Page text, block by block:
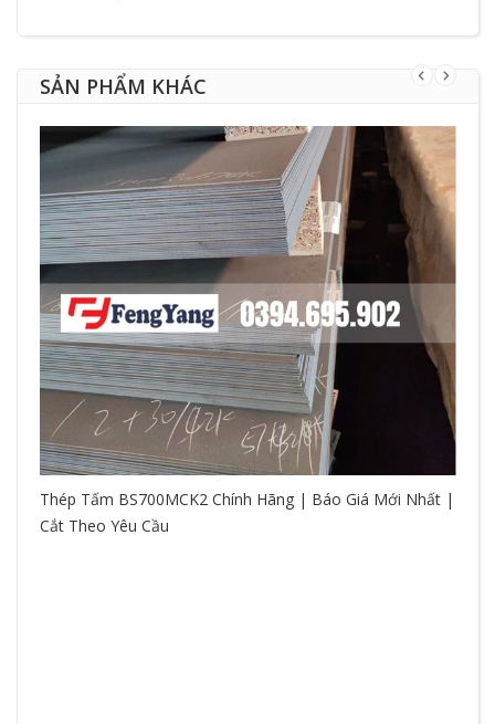
SẢN PHẨM KHÁC
Thép Tấm BS700MCK2 Chính Hãng | Báo Giá Mới Nhất |
Cắt Theo Yêu Cầu